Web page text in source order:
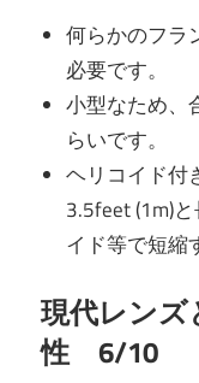
何らかのフラ
必要です。
小型なため、
らいです。
ヘリコイド付
3.5feet (1m)
イド等で短縮
現代レンズ
性 6/10